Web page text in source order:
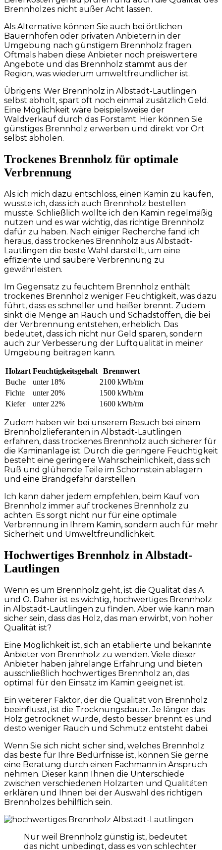
Brennholzes nicht außer Acht lassen.
Als Alternative können Sie auch bei örtlichen
Bauernhöfen oder privaten Anbietern in der
Umgebung nach günstigem Brennholz fragen.
Oftmals haben diese Anbieter noch preiswertere
Angebote und das Brennholz stammt aus der
Region, was wiederum umweltfreundlicher ist.
Übrigens: Wer Brennholz in Albstadt-Lautlingen
selbst abholt, spart oft noch einmal zusätzlich Geld.
Eine Möglichkeit wäre beispielsweise der
Waldverkauf durch das Forstamt. Hier können Sie
günstiges Brennholz erwerben und direkt vor Ort
selbst abholen.
Trockenes Brennholz für optimale
Verbrennung
Als ich mich dazu entschloss, einen Kamin zu kaufen,
wusste ich, dass ich auch Brennholz bestellen
musste. Schließlich wollte ich den Kamin regelmäßig
nutzen und es war wichtig, das richtige Brennholz
dafür zu haben. Nach einiger Recherche fand ich
heraus, dass trockenes Brennholz aus Albstadt-
Lautlingen die beste Wahl darstellt, um eine
effiziente und saubere Verbrennung zu
gewährleisten.
Im Gegensatz zu feuchtem Brennholz enthält
trockenes Brennholz weniger Feuchtigkeit, was dazu
führt, dass es schneller und heißer brennt. Zudem
sinkt die Menge an Rauch und Schadstoffen, die bei
der Verbrennung entstehen, erheblich. Das
bedeutet, dass ich nicht nur Geld sparen, sondern
auch zur Verbesserung der Luftqualität in meiner
Umgebung beitragen kann.
Holzart Feuchtigkeitsgehalt
Brennwert
Buche
unter 18%
2100 kWh/rm
Fichte
unter 20%
1500 kWh/rm
Kiefer
unter 22% 1600 kWh/rm
Zudem haben wir bei unserem Besuch bei einem
Brennholzlieferanten in Albstadt-Lautlingen
erfahren, dass trockenes Brennholz auch sicherer für
die Kaminanlage ist. Durch die geringere Feuchtigkeit
besteht eine geringere Wahrscheinlichkeit, dass sich
Ruß und glühende Teile im Schornstein ablagern
und eine Brandgefahr darstellen.
Ich kann daher jedem empfehlen, beim Kauf von
Brennholz immer auf trockenes Brennholz zu
achten. Es sorgt nicht nur für eine optimale
Verbrennung in Ihrem Kamin, sondern auch für mehr
Sicherheit und Umweltfreundlichkeit.
Hochwertiges Brennholz in Albstadt-
Lautlingen
Wenn es um Brennholz geht, ist die Qualität das A
und O. Daher ist es wichtig, hochwertiges Brennholz
in Albstadt-Lautlingen zu finden. Aber wie kann man
sicher sein, dass das Holz, das man erwirbt, von hoher
Qualität ist?
Eine Möglichkeit ist, sich an etablierte und bekannte
Anbieter von Brennholz zu wenden. Viele dieser
Anbieter haben jahrelange Erfahrung und bieten
ausschließlich hochwertiges Brennholz an, das
optimal für den Einsatz im Kamin geeignet ist.
Ein weiterer Faktor, der die Qualität von Brennholz
beeinflusst, ist die Trocknungsdauer. Je länger das
Holz getrocknet wurde, desto besser brennt es und
desto weniger Rauch und Schmutz entsteht dabei.
Wenn Sie sich nicht sicher sind, welches Brennholz
das beste für Ihre Bedürfnisse ist, können Sie gerne
eine Beratung durch einen Fachmann in Anspruch
nehmen. Dieser kann Ihnen die Unterschiede
zwischen verschiedenen Holzarten und Qualitäten
erklären und Ihnen bei der Auswahl des richtigen
Brennholzes behilflich sein.
Nur weil Brennholz günstig ist, bedeutet
das nicht unbedingt, dass es von schlechter